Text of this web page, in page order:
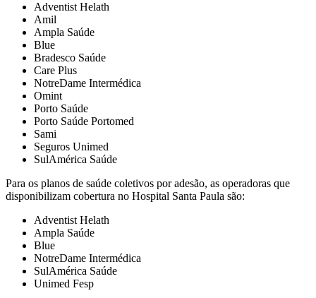
Adventist Helath
Amil
Ampla Saúde
Blue
Bradesco Saúde
Care Plus
NotreDame Intermédica
Omint
Porto Saúde
Porto Saúde Portomed
Sami
Seguros Unimed
SulAmérica Saúde
Para os planos de saúde coletivos por adesão, as operadoras que
disponibilizam cobertura no Hospital Santa Paula são:
Adventist Helath
Ampla Saúde
Blue
NotreDame Intermédica
SulAmérica Saúde
Unimed Fesp